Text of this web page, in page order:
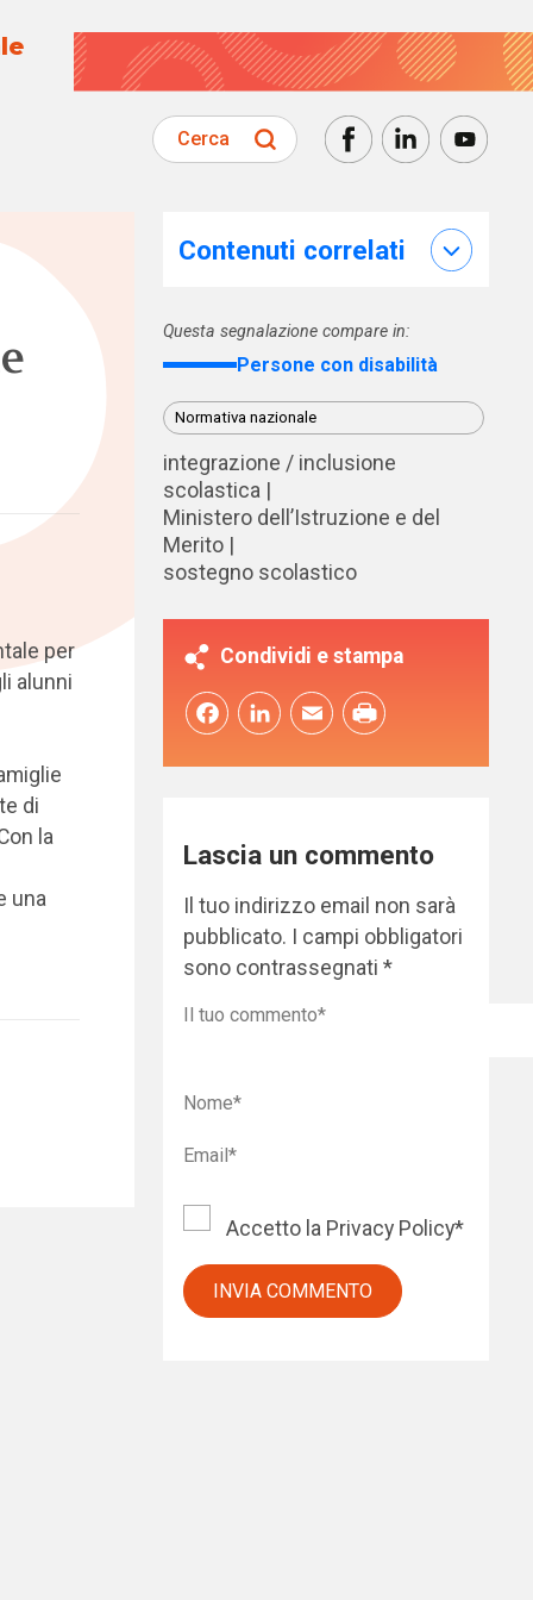
Cerca
per
alunni
di
la
una
Contenuti correlati
Questa segnalazione compare in:
Persone con disabilità
Normativa nazionale
integrazione / inclusione
scolastica
Ministero dell’Istruzione e del
Merito
sostegno scolastico
Condividi e stampa
FacebookLinkedInEmail
Lascia un commento
Il tuo indirizzo email non sarà
pubblicato. I campi obbligatori
sono contrassegnati*
Accetto la Privacy Policy*